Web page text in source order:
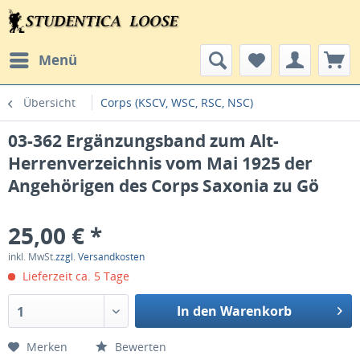
Menü
Übersicht Corps (KSCV, WSC, RSC, NSC)
03-362 Ergänzungsband zum Alt-
Herrenverzeichnis vom Mai 1925 der
Angehörigen des Corps Saxonia zu Gö
25,00 € *
inkl. MwSt.zzgl. Versandkosten
Lieferzeit ca. 5 Tage
1 In den Warenkorb
Merken Bewerten